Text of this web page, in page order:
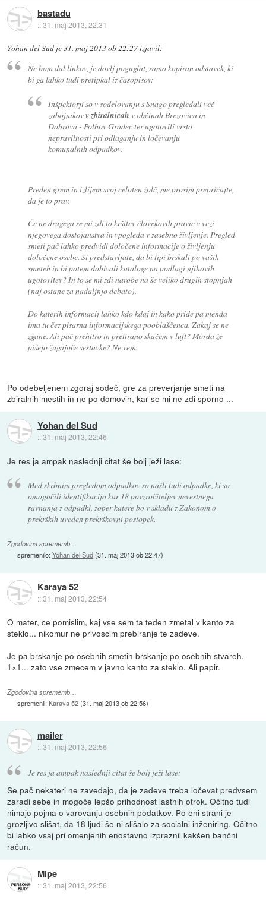
bastadu
::31. maj 2013, 22:31
Yohan del Sud je31. maj 2013 ob 22:27izjavil:
Ne bom dal linkov, je dovlj poguglat, samo kopiran odstavek, ki
bi ga lahko tudi pretipkal iz časopisov:
Inšpektorji so v sodelovanju s Snago pregledali več
zabojnikovv zbiralnicah v občinah Brezovica in
Dobrova - Polhov Gradec ter ugotovili vrsto
nepravilnosti pri odlaganju in ločevanju
komunalnih odpadkov.
Preden grem in izlijem svoj celoten žolč, me prosim prepričajte,
da je to prav.
Če ne drugega se mi zdi to kršitev človekovih pravic v vezi
njegovega dostojanstva in vpogleda v zasebno življenje. Pregled
smeti pač lahko predvidi določene informacije o življenju
določene osebe. Si predstavljate, da bi tipi brskali po vaših
smeteh in bi potem dobivali kataloge na podlagi njihovih
ugotovitev? In to se mi zdi narobe na še veliko drugih stopnjah
(naj ostane za nadaljnjo debato).
Do katerih informacij lahko kdo kdaj in kako pride pa menda
ima tu čez pisarna informacijskega pooblaščenca. Zakaj se ne
zgane. Ali pač prehitro in pretirano skačem v luft? Morda že
pišejo žugajoče sestavke? Ne vem.
Po odebeljenem zgoraj sodeč, gre za preverjanje smeti na
zbiralnih mestih in ne po domovih, kar se mi ne zdi sporno ...
Yohan del Sud
::31. maj 2013, 22:46
Je res ja ampak naslednji citat še bolj ježi lase:
Med skrbnim pregledom odpadkov so našli tudi odpadke, ki so
omogočili identifikacijo kar 18 povzročiteljev nevestnega
ravnanja z odpadki, zoper katere bo v skladu z Zakonom o
prekrških uveden prekrškovni postopek.
Zgodovina sprememb…
spremenilo:Yohan del Sud(31. maj 2013 ob 22:47)
Karaya 52
::31. maj 2013, 22:54
O mater, ce pomislim, kaj vse sem ta teden zmetal v kanto za
steklo... nikomur ne privoscim prebiranje te zadeve.
Je pa brskanje po osebnih smetih brskanje po osebnih stvareh.
1×1... zato vse zmecem v javno kanto za steklo. Ali papir.
Zgodovina sprememb…
spremenil: Karaya 52(31. maj 2013 ob 22:56)
mailer
::31. maj 2013, 22:56
Je res ja ampak naslednji citat še bolj ježi lase:
Se pač nekateri ne zavedajo, da je zadeve treba ločevat predvsem
zaradi sebe in mogoče lepšo prihodnost lastnih otrok. Očitno tudi
nimajo pojma o varovanju osebnih podatkov. Po eni strani je
grozljivo slišat, da 18 ljudi še ni slišalo za socialni inženiring. Očitno
bi lahko vsaj pri omenjenih enostavno izpraznil kakšen bančni
račun.
Mipe
::31. maj 2013, 22:56